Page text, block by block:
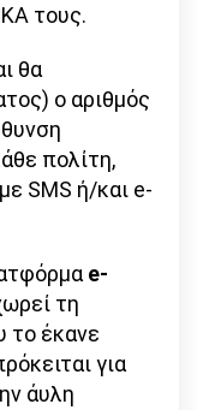
τους.
θα
ο αριθμός
πολίτη,
SMS ή/και e-
e-
τη
το έκανε
για
άυλη